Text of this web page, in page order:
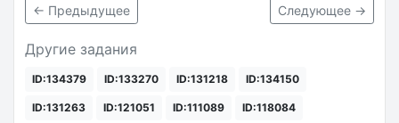
← Предыдущее Следующее →
Другие задания
ID:134379 ID:133270 ID:131218 ID:134150
ID:131263 ID:121051 ID:111089 ID:118084